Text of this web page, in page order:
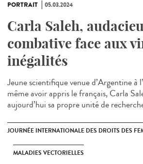
PORTRAIT 05.03.2024
Carla Saleh,
combative face aux
inégalités
Jeune scientifique venue d’Argentine à
même avoir appris le français, Carla
aujourd’hui sa propre unité de
JOURNÉE INTERNATIONALE DES DROITS DES
MALADIES VECTORIELLES